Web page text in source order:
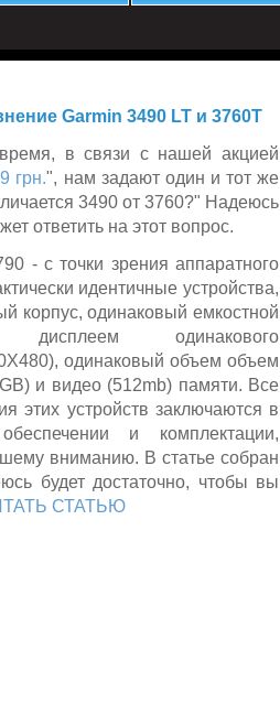
Garmin 3490 LT и 3760T
в связи с нашей акцией
грн.", нам задают один и тот же
3490 от 3760?" Надеюсь
ответить на этот вопрос.
- с точки зрения аппаратного
идентичные устройства,
корпус, одинаковый емкостной
одинакового
одинаковый объем объем
и видео (512mb) памяти. Все
этих устройств заключаются в
и комплектации,
вниманию. В статье собран
будет достаточно, чтобы вы
СТАТЬЮ